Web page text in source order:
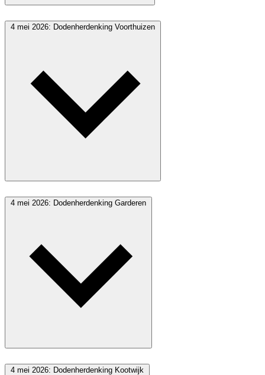
4 mei 2026: Dodenherdenking Voorthuizen
4 mei 2026: Dodenherdenking Garderen
4 mei 2026: Dodenherdenking Kootwijk